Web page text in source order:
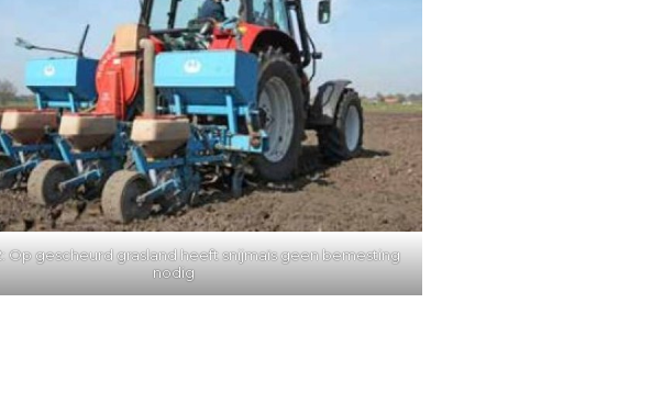
Op gescheurd grasland heeft snijmaïs geen bemesting
nodig